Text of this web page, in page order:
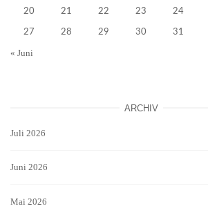
20 21 22 23 24
27 28 29 30 31
« Juni
ARCHIV
Juli 2026
Juni 2026
Mai 2026